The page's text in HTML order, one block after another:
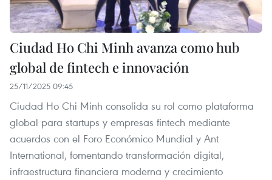
Ciudad Ho Chi Minh avanza como hub
global de fintech e innovación
25/11/2025 09:45
Ciudad Ho Chi Minh consolida su rol como plataforma
global para startups y empresas fintech mediante
acuerdos con el Foro Económico Mundial y Ant
International, fomentando transformación digital,
infraestructura financiera moderna y crecimiento